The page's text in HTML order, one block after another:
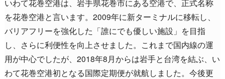
いわて花巻空港は、岩手県花巻市にある空港で、正式名称
を花巻空港と言います。2009年に新ターミナルに移転し、
バリアフリーを強化した「誰にでも優しい施設」を目指
し、さらに利便性を向上させました。これまで国内線の運
用が中心でしたが、2018年8月からは岩手と台湾を結ぶ、い
わて花巻空港初となる国際定期便が就航しました。今後更